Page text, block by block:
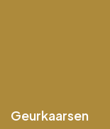
Geurkaarsen